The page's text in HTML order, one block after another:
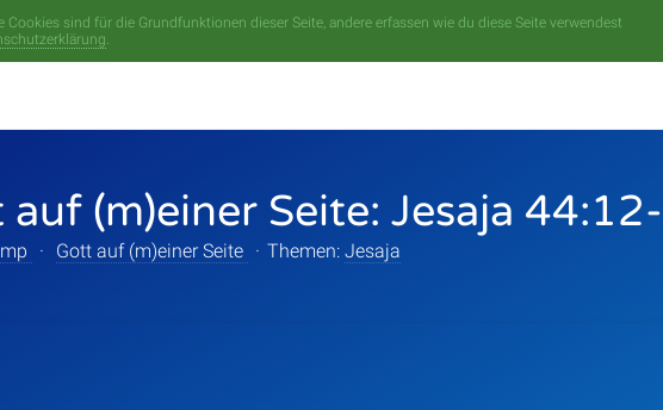
sind für die Grundfunktionen dieser Seite, andere erfassen wie du diese Seite verwendest
.
auf (m)einer Seite: Jesaja
· Gott auf (m)einer Seite · Themen: Jesaja